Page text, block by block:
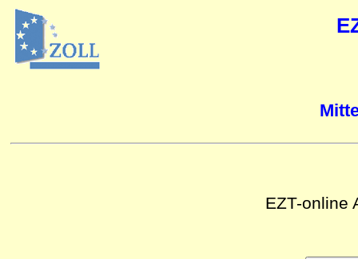
EZT-online